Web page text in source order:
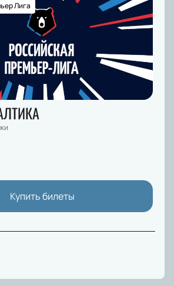
Лига
Купить билеты